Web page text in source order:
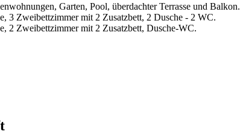
Garten, Pool, überdachter Terrasse und Balkon.
3 Zweibettzimmer mit 2 Zusatzbett, 2 Dusche - 2 WC.
2 Zweibettzimmer mit 2 Zusatzbett, Dusche-WC.